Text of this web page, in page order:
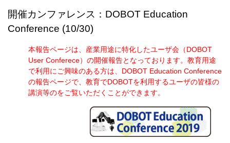
開催カンファレンス：DOBOT Education
Conference (10/30)
本報告ページは、産業用途に特化したユーザ会（DOBOT
User Conferece）の開催報告となっております。教育用途
で利用にご興味のある方は、DOBOT Education Conference
の報告ページで、教育でDOBOTを利用するユーザの皆様の
講演等のをご覧いただくことができます。